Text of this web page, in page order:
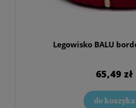
Legowisko BALU
65,49 zł
do koszyka